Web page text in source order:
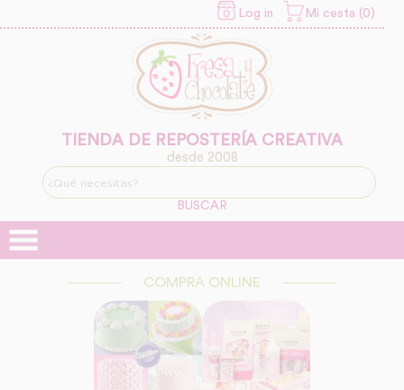
Log in Mi cesta (0)
TIENDA DE REPOSTERÍA CREATIVA
desde 2008
BUSCAR
COMPRA ONLINE
INFORMACION SOBRE LA
PROTECCIÓN DE TUS
Legitimación:
Destinatarios: